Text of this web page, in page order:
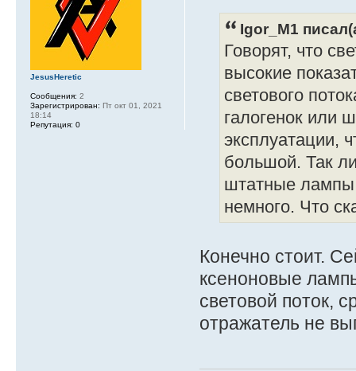
Igor_M1
Говорят, что
высокие
светового
галогенок или
эксплуатации,
большой. Так
штатные лампы
немного. Что
Конечно стоит.
ксеноновые
световой поток,
отражатель не
JesusHeretic
Сообщения: 2
Зарегистрирован: Пт окт 01, 2021
18:14
Репутация: 0